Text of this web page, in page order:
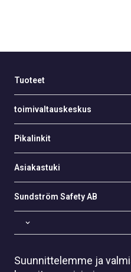
Tuoteet
toimivaltauskeskus
Pikalinkit
Asiakastuki
Sundström Safety AB
Suunnittelemme ja